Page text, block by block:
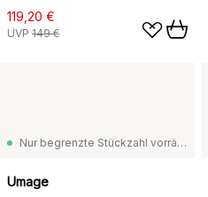
119,20 €
UVP 149 €
Nur begrenzte Stückzahl vorrätig
Umage